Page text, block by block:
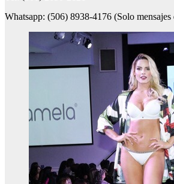
Whatsapp: (506) 8938-4176 (Solo mensajes